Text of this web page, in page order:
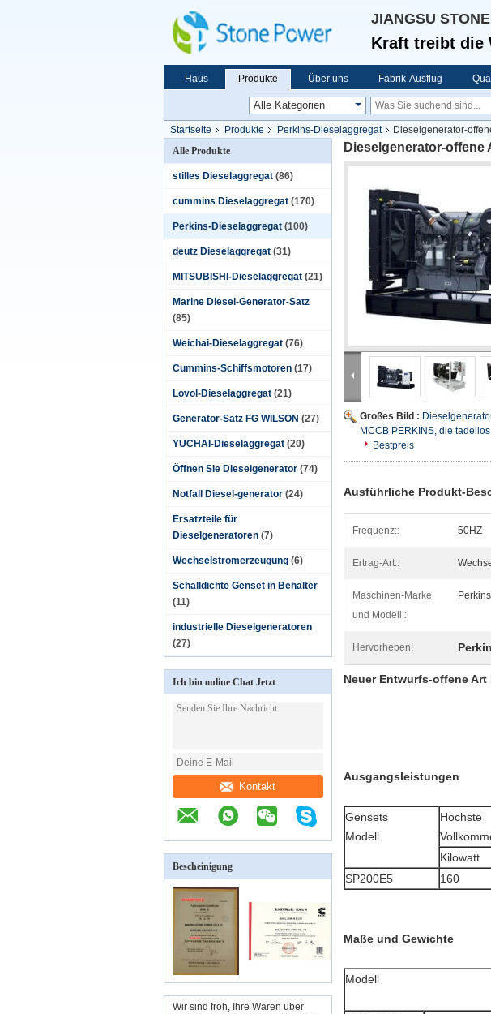
JIANGSU
Kraft treibt die
Haus Produkte Über uns Fabrik-Ausflug
Startseite Produkte Perkins-Dieselaggregat
Dieselgenerator-
Alle Produkte
stilles Dieselaggregat (86)
cummins Dieselaggregat (170)
Perkins-Dieselaggregat (100)
deutz Dieselaggregat (31)
MITSUBISHI-Dieselaggregat (21)
Marine Diesel-Generator-Satz
(85)
Weichai-Dieselaggregat (76)
Cummins-Schiffsmotoren (17)
Lovol-Dieselaggregat (21)
Generator-Satz FG WILSON (27)
YUCHAI-Dieselaggregat (20)
Öffnen Sie Dieselgenerator (74)
Notfall Diesel-generator (24)
Ersatzteile für
Dieselgeneratoren (7)
Wechselstromerzeugung (6)
Schalldichte Genset in Behälter
(11)
industrielle Dieselgeneratoren
(27)
Ich bin online Chat Jetzt
Kontakt
Bescheinigung
Wir sind froh, Ihre Waren über
Dieselgenerator-offene
Großes Bild :
MCCB PERKINS, die
Bestpreis
Ausführliche Produkt-
Frequenz:: 50HZ
Ertrag-Art::
Maschinen-Marke
und Modell::
Hervorheben:
Neuer Entwurfs-offene
Ausgangsleistungen
Gensets
Modell
Höchste
Kilowatt
SP200E5
160
Maße und Gewichte
Modell